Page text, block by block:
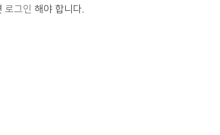
로그인 해야 합니다.